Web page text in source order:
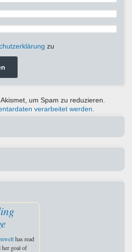
zu
um Spam zu reduzieren.
verarbeitet werden.
has read
her goal of